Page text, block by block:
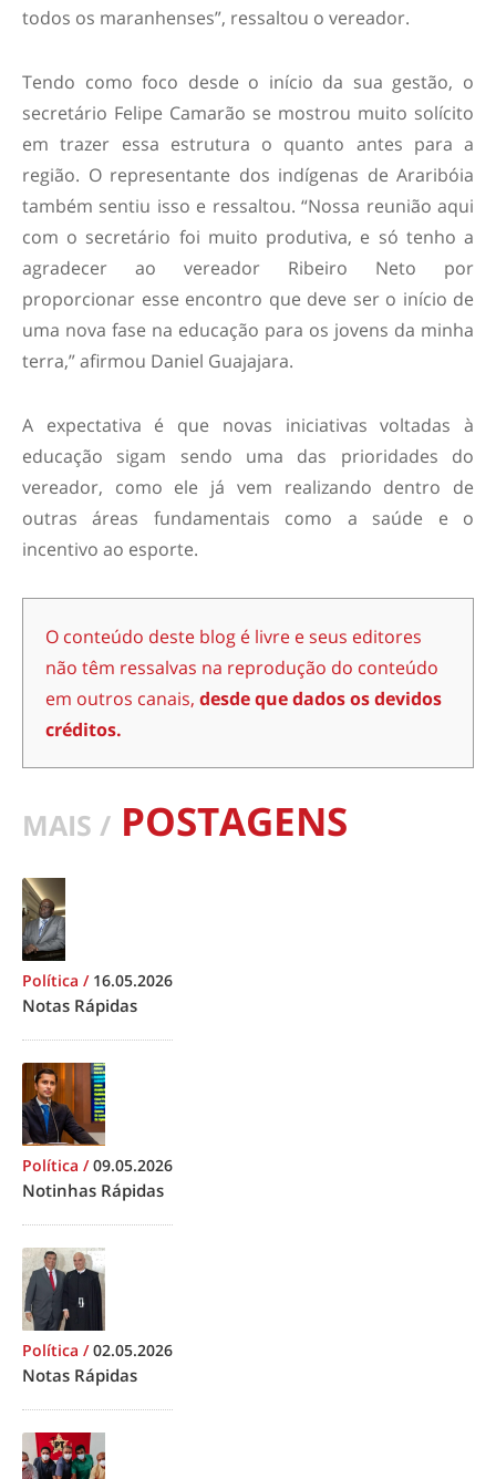
todos os maranhenses”, ressaltou o vereador.
Tendo como foco desde o início da sua gestão, o
secretário Felipe Camarão se mostrou muito solícito
em trazer essa estrutura o quanto antes para a
região. O representante dos indígenas de Araribóia
também sentiu isso e ressaltou. “Nossa reunião aqui
com o secretário foi muito produtiva, e só tenho a
agradecer ao vereador Ribeiro Neto por
proporcionar esse encontro que deve ser o início de
uma nova fase na educação para os jovens da minha
terra,” afirmou Daniel Guajajara.
A expectativa é que novas iniciativas voltadas à
educação sigam sendo uma das prioridades do
vereador, como ele já vem realizando dentro de
outras áreas fundamentais como a saúde e o
incentivo ao esporte.
O conteúdo deste blog é livre e seus editores
não têm ressalvas na reprodução do conteúdo
em outros canais, desde que dados os devidos
créditos.
MAIS / POSTAGENS
Política / 16.05.2026
Notas Rápidas
Política /09.05.2026
Notinhas Rápidas
Política /02.05.2026
Notas Rápidas